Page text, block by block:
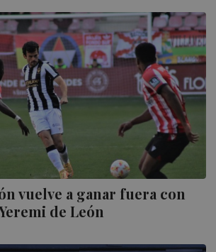
vuelve a ganar fuera con
de León